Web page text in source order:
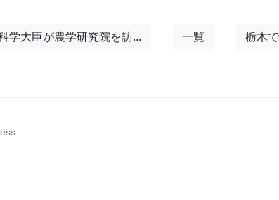
学大臣が農学研究院を訪... 一覧 栃木